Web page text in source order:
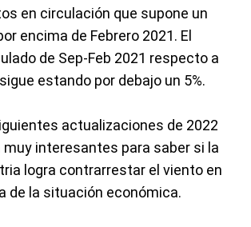
en circulación que supone un
encima de Febrero 2021. El
de Sep-Feb 2021 respecto a
estando por debajo un 5%.
actualizaciones de 2022
muy interesantes para saber si la
logra contrarrestar el viento en
de la situación económica.